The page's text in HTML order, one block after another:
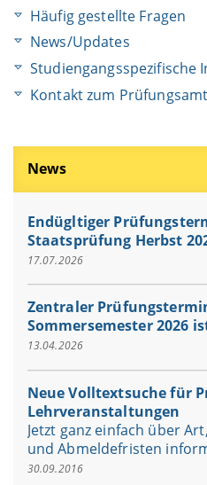
Häufig gestellte Fragen
News/Updates
Studiengangsspezifische
Kontakt zum Prüfungsamt
News
Endügltiger
Staatsprüfung Herbst
17.07.2026
Zentraler
Sommersemester 2026
13.04.2026
Neue Volltextsuche für
Lehrveranstaltungen
Jetzt ganz einfach über
und Abmeldefristen
30.09.2016